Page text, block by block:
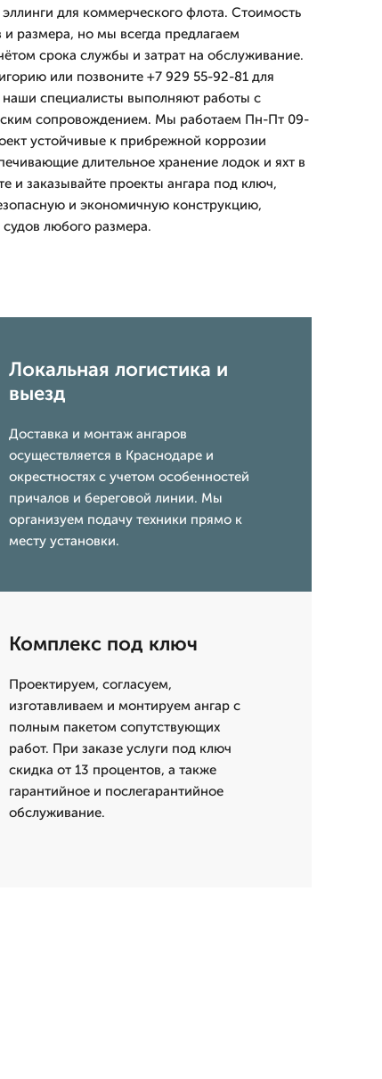
для коммерческого флота. Стоимость
и размера, но мы всегда предлагаем
срока службы и затрат на обслуживание.
или позвоните +7 929 55-92-81 для
специалисты выполняют работы с
сопровождением. Мы работаем Пн-Пт 09-
устойчивые к прибрежной коррозии
длительное хранение лодок и яхт в
и заказывайте проекты ангара под ключ,
и экономичную конструкцию,
любого размера.
Локальная логистика и
выезд
Доставка и монтаж ангаров
осуществляется в Краснодаре и
окрестностях с учетом особенностей
причалов и береговой линии. Мы
организуем подачу техники прямо к
месту установки.
Комплекс под ключ
Проектируем, согласуем,
изготавливаем и монтируем ангар с
полным пакетом сопутствующих
работ. При заказе услуги под ключ
скидка от 13 процентов, а также
гарантийное и послегарантийное
обслуживание.